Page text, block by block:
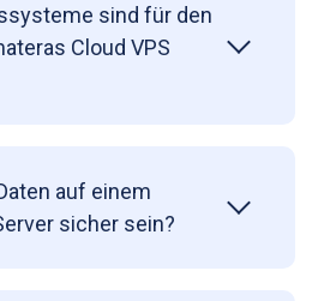
sind für den
Cloud VPS
auf einem
sicher sein?